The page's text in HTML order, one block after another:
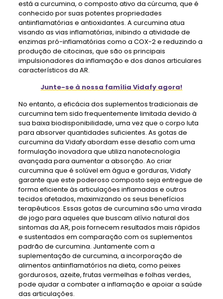
está a curcumina, o composto ativo da cúrcuma, que é
conhecido por suas potentes propriedades
antiinflamatórias e antioxidantes. A curcumina atua
visando as vias inflamatórias, inibindo a atividade de
enzimas pró-inflamatórias como a COX-2 e reduzindo a
produção de citocinas, que são os principais
impulsionadores da inflamação e dos danos articulares
característicos da AR.
Junte-se à nossa família Vidafy agora!
No entanto, a eficácia dos suplementos tradicionais de
curcumina tem sido frequentemente limitada devido à
sua baixa biodisponibilidade, uma vez que o corpo luta
para absorver quantidades suficientes. As gotas de
curcumina da Vidafy abordam esse desafio com uma
formulação inovadora que utiliza nanotecnologia
avançada para aumentar a absorção. Ao criar
curcumina que é solúvel em água e gorduras, Vidafy
garante que este poderoso composto seja entregue de
forma eficiente às articulações inflamadas e outros
tecidos afetados, maximizando os seus benefícios
terapêuticos. Essas gotas de curcumina são uma virada
de jogo para aqueles que buscam alívio natural dos
sintomas da AR, pois fornecem resultados mais rápidos
e sustentados em comparação com os suplementos
padrão de curcumina. Juntamente com a
suplementação de curcumina, a incorporação de
alimentos antiinflamatórios na dieta, como peixes
gordurosos, azeite, frutas vermelhas e folhas verdes,
pode ajudar a combater a inflamação e apoiar a saúde
das articulações.